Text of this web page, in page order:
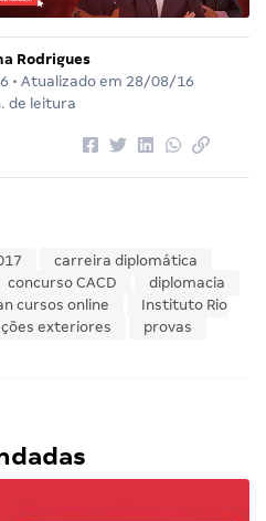
Rodrigues
• Atualizado em 28/08/16
de leitura
carreira diplomática
concurso CACD
diplomacia
cursos online
Instituto Rio
exteriores
provas